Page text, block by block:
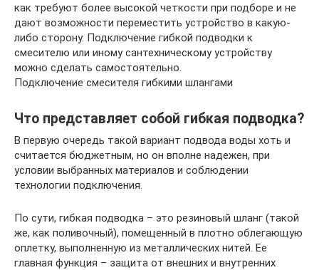
как требуют более высокой четкости при подборе и не
дают возможности переместить устройство в какую-
либо сторону. Подключение гибкой подводки к
смесителю или иному сантехническому устройству
можно сделать самостоятельно.
Подключение смесителя гибкими шлангами
Что представляет собой гибкая подводка?
В первую очередь такой вариант подвода воды хоть и
считается бюджетным, но он вполне надежен, при
условии выбранных материалов и соблюдении
технологии подключения.
По сути, гибкая подводка – это резиновый шланг (такой
же, как поливочный), помещенный в плотно облегающую
оплетку, выполненную из металлических нитей. Ее
главная функция – защита от внешних и внутренних